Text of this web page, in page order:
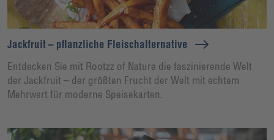
Jackfruit – pflanzliche Fleischalternative
Entdecken Sie mit Rootzz of Nature die faszinierende Welt
der Jackfruit – der größten Frucht der Welt mit echtem
Mehrwert für moderne Speisekarten.